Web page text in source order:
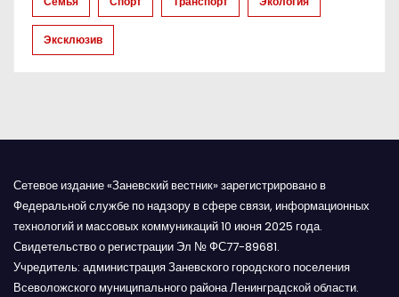
и
с
м
Эксклюзив
Сетевое издание «Заневский вестник» зарегистрировано в
Федеральной службе по надзору в сфере связи, информационных
технологий и массовых коммуникаций 10 июня 2025 года.
Свидетельство о регистрации Эл № ФС77-89681.
Учредитель: администрация Заневского городского поселения
Всеволожского муниципального района Ленинградской области.